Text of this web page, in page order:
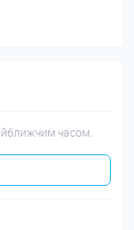
часом.